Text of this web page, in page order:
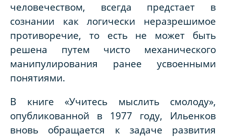
человечеством, всегда предстает в
сознании как логически неразрешимое
противоречие, то есть не может быть
решена путем чисто механического
манипулирования ранее усвоенными
понятиями.
В книге «Учитесь мыслить смолоду»,
опубликованной в 1977 году, Ильенков
вновь обращается к задаче развития